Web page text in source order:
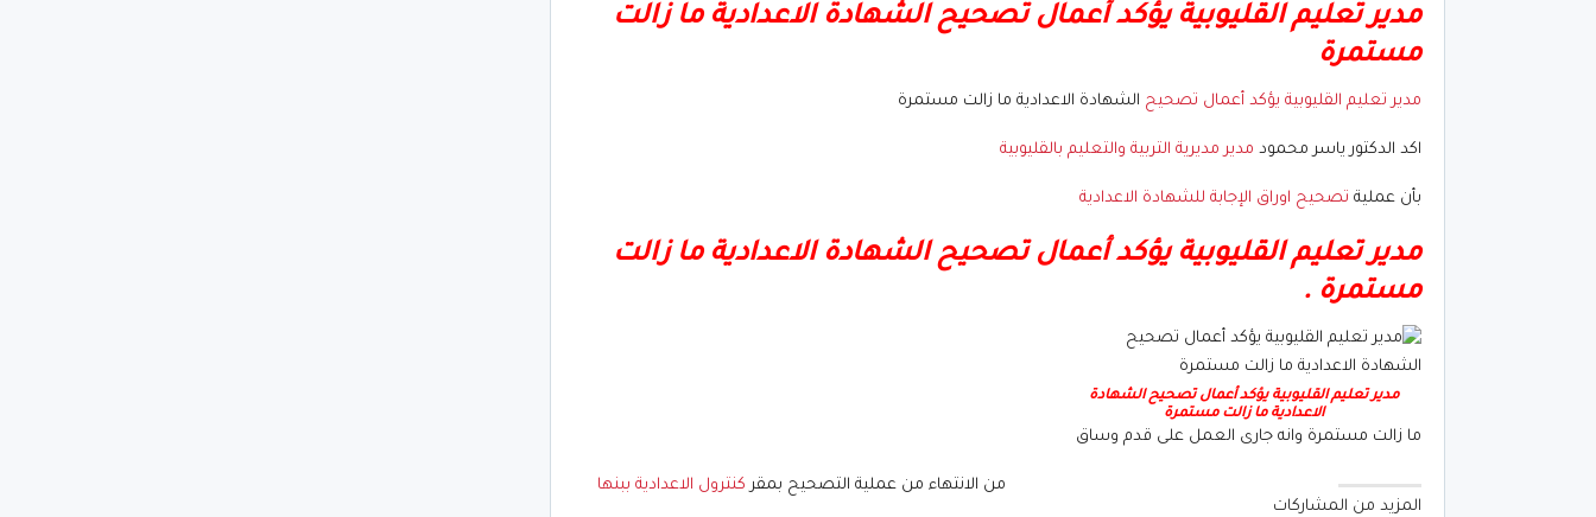
مدير تعليم القليوبية يؤكد أعمال تصحيح الشهادة الاعدادية ما زالت
مستمرة
مدير تعليم القليوبية يؤكد أعمال تصحيح الشهادة الاعدادية ما زالت مستمرة
اكد الدكتور ياسر محمود مدير مديرية التربية والتعليم بالقليوبية
بأن عملية تصحيح اوراق الإجابة للشهادة الاعدادية
مدير تعليم القليوبية يؤكد أعمال تصحيح الشهادة الاعدادية ما زالت
مستمرة .
مدير تعليم القليوبية يؤكد أعمال تصحيح الشهادة
الاعدادية ما زالت مستمرة
ما زالت مستمرة وانه جارى العمل على قدم وساق
المزيد من المشاركات
من الانتهاء من عملية التصحيح بمقر كنترول الاعدادية ببنها